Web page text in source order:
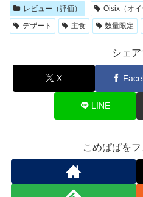
レビュー（評価） Oisix（オイ
デザート
主食 数量限定
シェア
X
LINE
こめぱぱを